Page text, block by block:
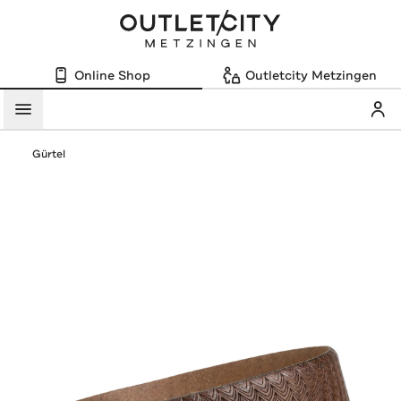
Online Shop Outletcity Metzingen
Menü
Gürtel